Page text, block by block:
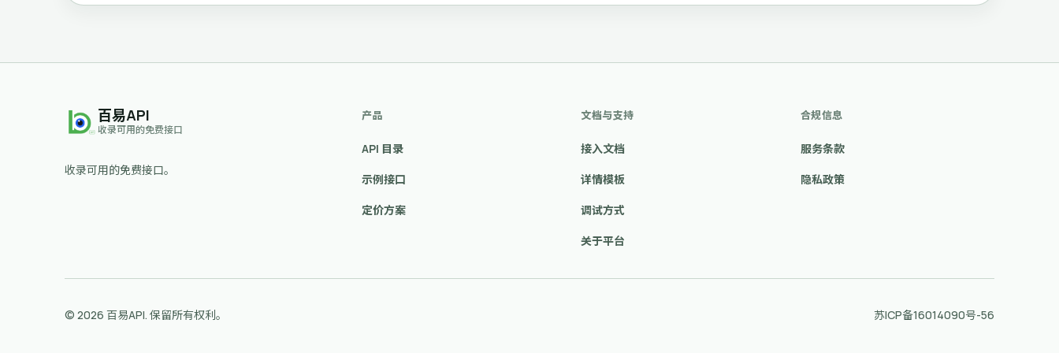
百易API
收录可用的免费接口
收录可用的免费接口。
产品
API 目录
示例接口
定价方案
文档与支持
接入文档
详情模板
调试方式
关于平台
合规信息
服务条款
隐私政策
© 2026 百易API. 保留所有权利。 苏ICP备16014090号-56